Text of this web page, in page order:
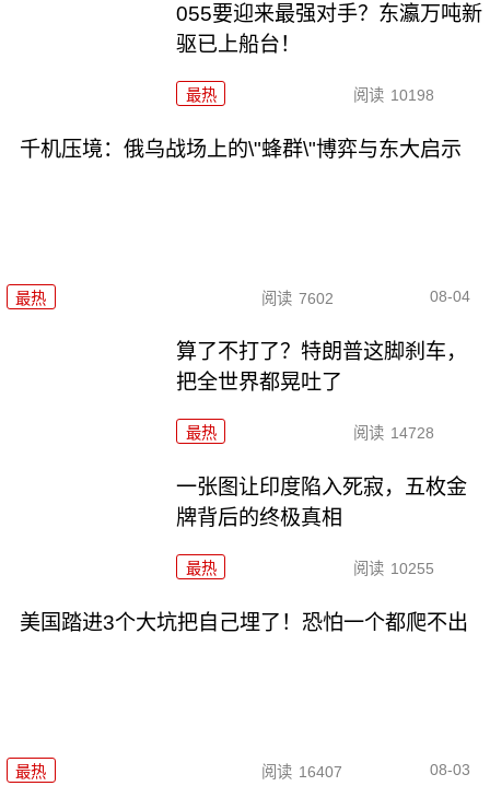
055要迎来最强对手？东瀛万吨新
驱已上船台！
最热 阅读 10198
千机压境：俄乌战场上的\"蜂群\"博弈与东大启示
最热 阅读 7602 08-04
算了不打了？特朗普这脚刹车，
把全世界都晃吐了
最热 阅读 14728
一张图让印度陷入死寂，五枚金
牌背后的终极真相
最热 阅读 10255
美国踏进3个大坑把自己埋了！恐怕一个都爬不出
最热 阅读 16407 08-03